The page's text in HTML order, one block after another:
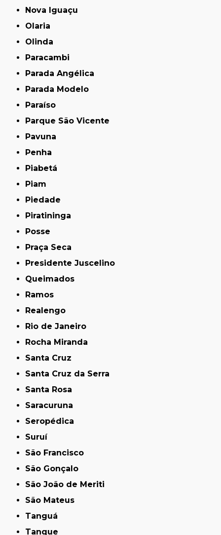
Nova Iguaçu
Olaria
Olinda
Paracambi
Parada Angélica
Parada Modelo
Paraíso
Parque São Vicente
Pavuna
Penha
Piabetá
Piam
Piedade
Piratininga
Posse
Praça Seca
Presidente Juscelino
Queimados
Ramos
Realengo
Rio de Janeiro
Rocha Miranda
Santa Cruz
Santa Cruz da Serra
Santa Rosa
Saracuruna
Seropédica
Suruí
São Francisco
São Gonçalo
São João de Meriti
São Mateus
Tanguá
Tanque